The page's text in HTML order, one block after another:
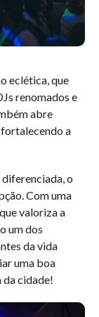
eclética, que
renomados e
abre
a
o
Com uma
valoriza a
um dos
da vida
uma boa
da cidade!